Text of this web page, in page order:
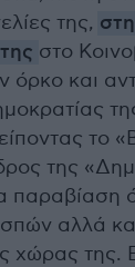
της,
στο
όρκο και
το
της
παραβίαση
αλλά και
χώρας της.